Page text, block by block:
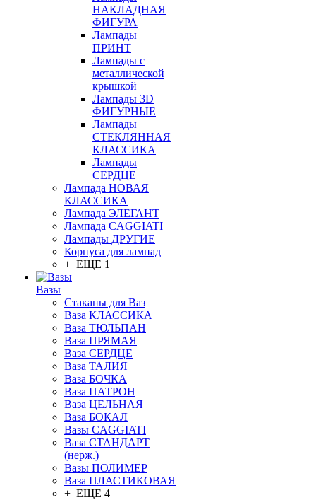
НАКЛАДНАЯ
ФИГУРА
Лампады
ПРИНТ
Лампады с
металлической
крышкой
Лампады 3D
ФИГУРНЫЕ
Лампады
СТЕКЛЯННАЯ
КЛАССИКА
Лампады
СЕРДЦЕ
Лампада НОВАЯ
КЛАССИКА
Лампада ЭЛЕГАНТ
Лампада CAGGIATI
Лампады ДРУГИЕ
Корпуса для лампад
+ ЕЩЕ 1
Вазы
Стаканы для Ваз
Ваза КЛАССИКА
Ваза ТЮЛЬПАН
Ваза ПРЯМАЯ
Ваза СЕРДЦЕ
Ваза ТАЛИЯ
Ваза БОЧКА
Ваза ПАТРОН
Ваза ЦЕЛЬНАЯ
Ваза БОКАЛ
Вазы CAGGIATI
Ваза СТАНДАРТ
(нерж.)
Вазы ПОЛИМЕР
Ваза ПЛАСТИКОВАЯ
+ ЕЩЕ 4